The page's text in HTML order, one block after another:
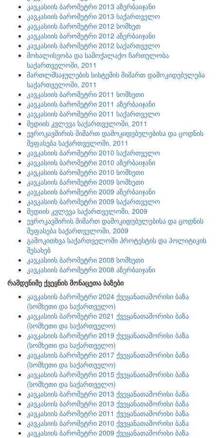
კავკასიის ბარომეტრი 2013 აზერბაიჯანი
კავკასიის ბარომეტრი 2013 საქართველო
კავკასიის ბარომეტრი 2012 სომხეთ
კავკასიის ბარომეტრი 2012 აზერბაიჯანი
კავკასიის ბარომეტრი 2012 საქართველო
მოხალისეობა და სამოქალაქო ჩართულობა
საქართველოში, 2011
მართლმსაჯულების სისტემის მიმართ დამოკიდებულება
საქართველოში, 2011
კავკასიის ბარომეტრი 2011 სომხეთი
კავკასიის ბარომეტრი 2011 აზერბაიჯანი
კავკასიის ბარომეტრი 2011 საქართველო
მედიის კვლევა საქართველოში, 2011
ევროკავშირის მიმართ დამოკიდებულებისა და ცოდნის
შეფასება საქართველოში, 2011
კავკასიის ბარომეტრი 2010 საქართველო
კავკასიის ბარომეტრი 2010 აზერბაიჯანი
კავკასიის ბარომეტრი 2010 სომხეთი
კავკასიის ბარომეტრი 2009 სომხეთი
კავკასიის ბარომეტრი 2009 აზერბაიჯანი
კავკასიის ბარომეტრი 2009 საქართველო
მედიის კვლევა საქართველოში, 2009
ევროკავშირის მიმართ დამოკიდებულებისა და ცოდნის
შეფასება საქართველოში, 2009
გამოკითხვა საქართველოში პროტესტის და პოლიტიკის
შესახებ
კავკასიის ბარომეტრი 2008 სომხეთი
კავკასიის ბარომეტრი 2008 აზერბაიჯანი
რამდენიმე ქვეყნის მონაცეთა ბაზები
კავკასიის ბარომეტრი 2024 ქვეყანათაშორისი ბაზა
(სომხეთი და საქართველო)
კავკასიის ბარომეტრი 2021 ქვეყანათაშორისი ბაზა
(სომხეთი და საქართველო)
კავკასიის ბარომეტრი 2019 ქვეყანათაშორისი ბაზა
(სომხეთი და საქართველო)
კავკასიის ბარომეტრი 2017 ქვეყანათაშორისი ბაზა
(სომხეთი და საქართველო)
კავკასიის ბარომეტრი 2015 ქვეყანათაშორისი ბაზა
(სომხეთი და საქართველო)
კავკასიის ბარომეტრი 2013 ქვეყანათაშორისი ბაზა
კავკასიის ბარომეტრი 2013 ქვეყანათაშორისი ბაზა
კავკასიის ბარომეტრი 2011 ქვეყანათაშორისი ბაზა
კავკასიის ბარომეტრი 2010 ქვეყანათაშორისი ბაზა
კავკასიის ბარომეტრი 2009 ქვეყანათაშორისი ბაზა